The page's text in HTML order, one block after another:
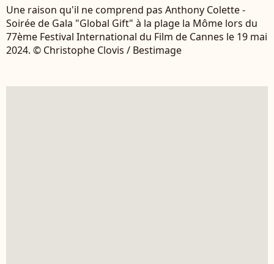
Une raison qu'il ne comprend pas Anthony Colette -
Soirée de Gala "Global Gift" à la plage la Môme lors du
77ème Festival International du Film de Cannes le 19 mai
2024. © Christophe Clovis / Bestimage